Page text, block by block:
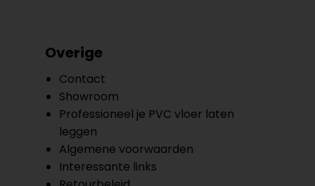
Overige
Contact
Showroom
Professioneel je PVC vloer laten
leggen
Algemene voorwaarden
Interessante links